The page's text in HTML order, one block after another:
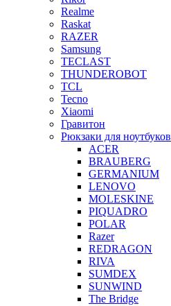
Realme
Raskat
RAZER
Samsung
TECLAST
THUNDEROBOT
TCL
Tecno
Xiaomi
Гравитон
Рюкзаки для ноутбуков
ACER
BRAUBERG
GERMANIUM
LENOVO
MOLESKINE
PIQUADRO
POLAR
Razer
REDRAGON
RIVA
SUMDEX
SUNWIND
The Bridge